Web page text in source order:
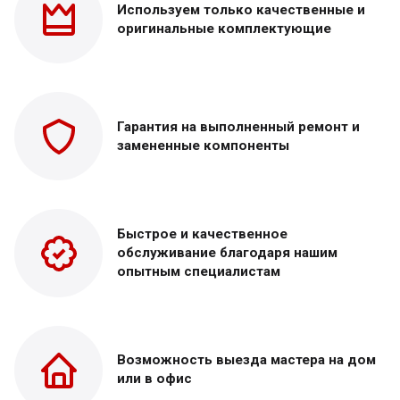
Используем только качественные и
оригинальные комплектующие
Гарантия на выполненный ремонт и
замененные компоненты
Быстрое и качественное
обслуживание благодаря нашим
опытным специалистам
Возможность выезда мастера на дом
или в офис